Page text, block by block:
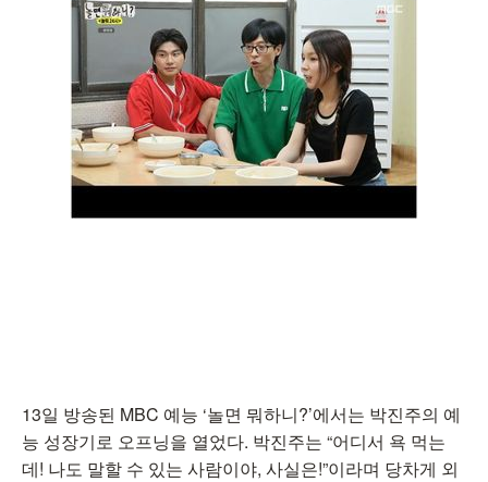
13일 방송된 MBC 예능 ‘놀면 뭐하니?’에서는 박진주의 예
능 성장기로 오프닝을 열었다. 박진주는 “어디서 욕 먹는
데! 나도 말할 수 있는 사람이야, 사실은!”이라며 당차게 외